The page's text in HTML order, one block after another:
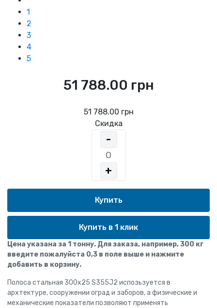
1
2
3
4
5
51 788.00 грн
51 788.00 грн
Скидка
-
+
Купить в 1 клик
Цена указана за 1 тонну. Для заказа, например, 300 кг
введите пожалуйста 0,3 в поле выше и нажмите
добавить в корзину.
Полоса стальная 300х25 S355J2 испозьзуется в
архтектуре, сооружении оград и заборов, а физические и
механические показатели позволяют применять